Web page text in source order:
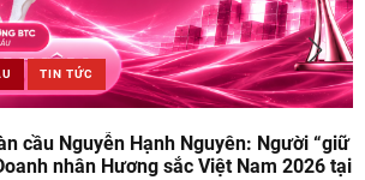
TIN TỨC
cầu Nguyễn Hạnh Nguyên: Người “giữ
nhân Hương sắc Việt Nam 2026 tại